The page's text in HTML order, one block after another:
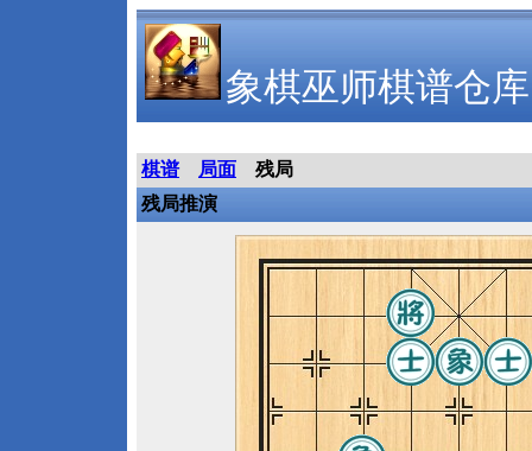
象棋巫师棋谱仓库
棋谱 局面
残局
残局推演